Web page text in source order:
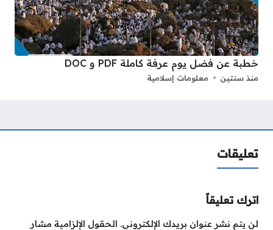
خطبة عن فضل يوم عرفة كاملة PDF و DOC
منذ سنتين معلومات إسلامية
تعليقات
اترك تعليقاً
لن يتم نشر عنوان بريدك الإلكتروني. الحقول الإلزامية مشار